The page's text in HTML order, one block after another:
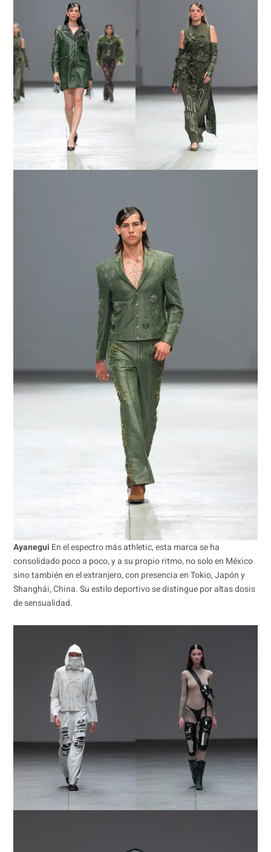
Ayanegui En el espectro más athletic, esta marca se ha
consolidado poco a poco, y a su propio ritmo, no solo en México
sino también en el extranjero, con presencia en Tokio, Japón y
Shanghái, China. Su estilo deportivo se distingue por altas dosis
de sensualidad.